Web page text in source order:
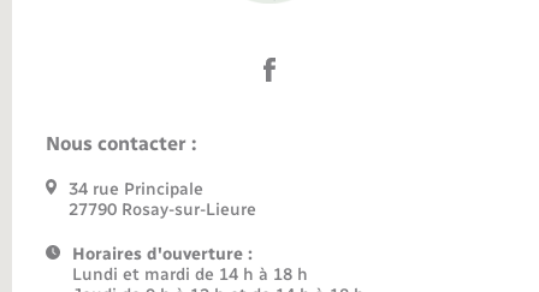
Nous contacter :
34 rue Principale
27790 Rosay-sur-Lieure
Horaires d'ouverture :
Lundi et mardi de 14 h à 18 h